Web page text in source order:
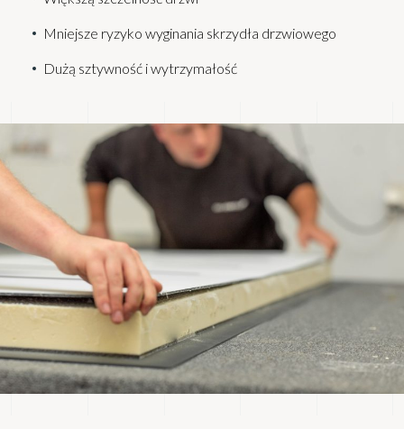
Mniejsze ryzyko wyginania skrzydła drzwiowego
Dużą sztywność i wytrzymałość